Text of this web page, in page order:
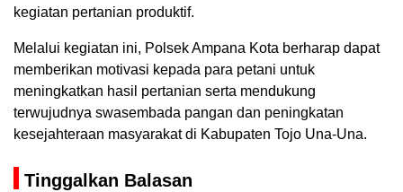
kegiatan pertanian produktif.
Melalui kegiatan ini, Polsek Ampana Kota berharap dapat
memberikan motivasi kepada para petani untuk
meningkatkan hasil pertanian serta mendukung
terwujudnya swasembada pangan dan peningkatan
kesejahteraan masyarakat di Kabupaten Tojo Una-Una.
Tinggalkan Balasan